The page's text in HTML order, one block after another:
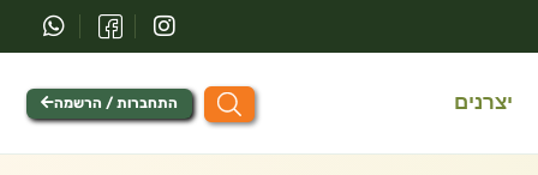
יצרנים התחברות / הרשמה